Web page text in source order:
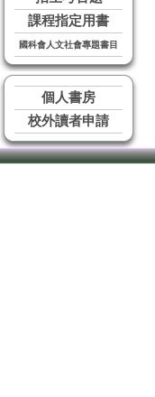
課程指定用書
國科會人文社會專題書目
個人書房
校外讀者申請